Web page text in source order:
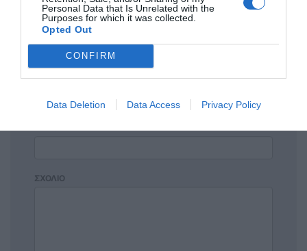
Personal Data that Is Unrelated with the
Purposes for which it was collected.
Opted Out
CONFIRM
Data Deletion Data Access Privacy Policy
Πρόσθεσε ένα σχόλιο
ΟΝΟΜΑ
ΣΧΟΛΙΟ